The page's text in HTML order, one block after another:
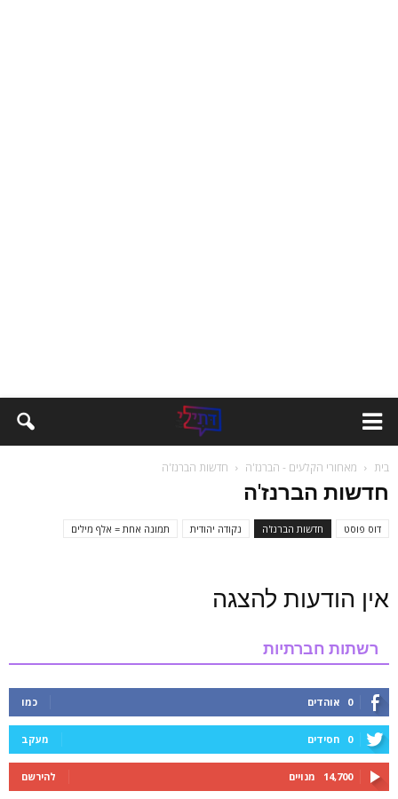
בית מאחורי הקלעים - הברנז'ה חדשות הברנז'ה
חדשות הברנז'ה
דוס פוסט חדשות הברנז'ה נקודה יהודית תמונה אחת = אלף מילים
אין הודעות להצגה
רשתות חברתיות
0 אוהדים כמו
0 חסידים מעקב
14,700 מנויים להירשם